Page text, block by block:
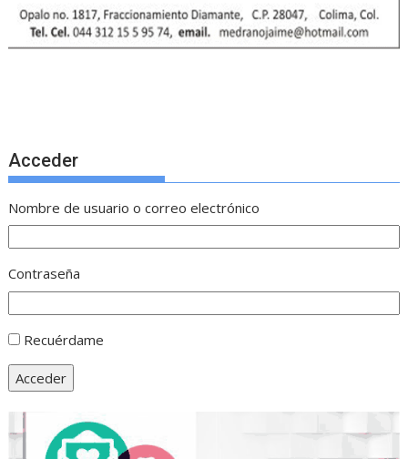
Acceder
Nombre de usuario o correo electrónico
Contraseña
Recuérdame
Acceder